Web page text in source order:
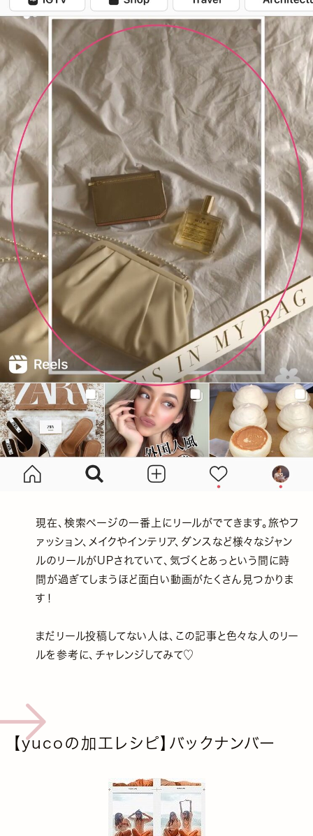
現在、検索ページの一番上にリールがでてきます。旅やフ
ァッション、メイクやインテリア、ダンスなど様々なジャン
ルのリールがUPされていて、気づくとあっという間に時
間が過ぎてしまうほど面白い動画がたくさん見つかりま
す！
まだリール投稿してない人は、この記事と色々な人のリー
ルを参考に、チャレンジしてみて♡
【yucoの加工レシピ】バックナンバー